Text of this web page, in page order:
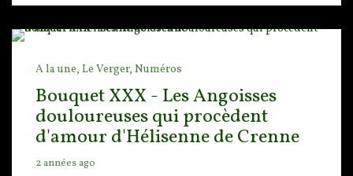
A la une, Le Verger, Numéros
Bouquet XXX - Les Angoisses
douloureuses qui procèdent
d'amour d'Hélisenne de Crenne
2 années ago